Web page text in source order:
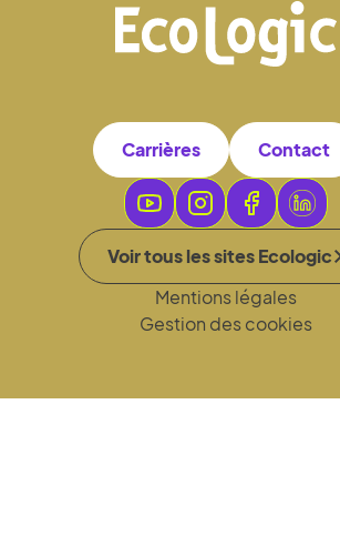
Carrières Contact
Voir tous les sites Ecologic
Mentions légales
Gestion des cookies